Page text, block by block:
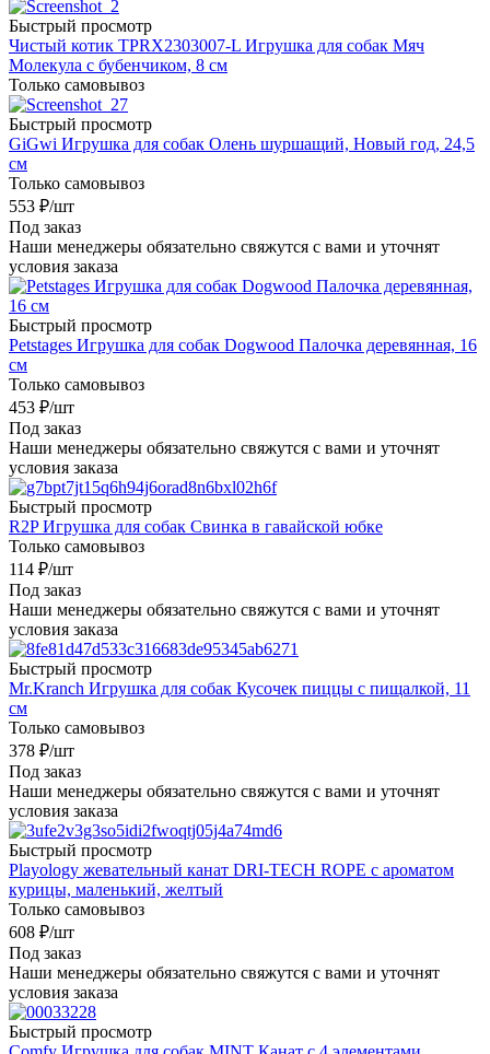
Быстрый просмотр
Чистый котик TPRХ2303007-L Игрушка для собак Мяч
Молекула с бубенчиком, 8 см
Только самовывоз
Быстрый просмотр
GiGwi Игрушка для собак Олень шуршащий, Новый год, 24,5
см
Только самовывоз
553 ₽/шт
Под заказ
Наши менеджеры обязательно свяжутся с вами и уточнят
условия заказа
Быстрый просмотр
Petstages Игрушка для собак Dogwood Палочка деревянная, 16
см
Только самовывоз
453 ₽/шт
Под заказ
Наши менеджеры обязательно свяжутся с вами и уточнят
условия заказа
Быстрый просмотр
R2P Игрушка для собак Свинка в гавайской юбке
Только самовывоз
114 ₽/шт
Под заказ
Наши менеджеры обязательно свяжутся с вами и уточнят
условия заказа
Быстрый просмотр
Mr.Kranch Игрушка для собак Кусочек пиццы с пищалкой, 11
см
Только самовывоз
378 ₽/шт
Под заказ
Наши менеджеры обязательно свяжутся с вами и уточнят
условия заказа
Быстрый просмотр
Playology жевательный канат DRI-TECH ROPE с ароматом
курицы, маленький, желтый
Только самовывоз
608 ₽/шт
Под заказ
Наши менеджеры обязательно свяжутся с вами и уточнят
условия заказа
Быстрый просмотр